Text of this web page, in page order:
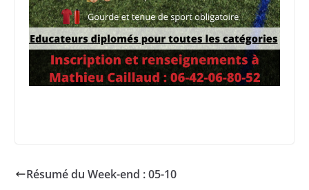
Résumé du Week-end : 05-10